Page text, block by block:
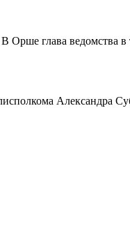
глава ведомства
Александра